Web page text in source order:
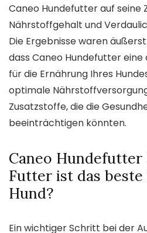
Caneo Hundefutter auf seine
Nährstoffgehalt und
Die Ergebnisse waren
dass Caneo Hundefutter
für die Ernährung Ihres
optimale
Zusatzstoffe, die die
beeinträchtigen könnten.
Caneo Hundefutter
Futter ist das
Hund?
Ein wichtiger Schritt bei der